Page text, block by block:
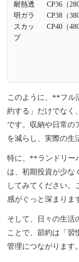
耐熱透
明ガラ
スカッ
プ
CP36（
CP38（
CP40（
このように、**フル
約する」だけでなく
です。収納や日常の
を減らし、実際の生
特に、**ランドリ
は、初期投資が少な
してみてください。
感がぐっと深まりま
そして、日々の生活
ことで、節約は「習
管理につながります。